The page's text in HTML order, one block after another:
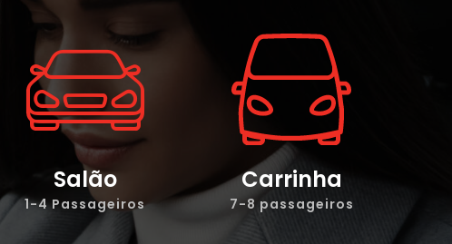
Salão
1-4 Passageiros
Carrinha
7-8 passageiros